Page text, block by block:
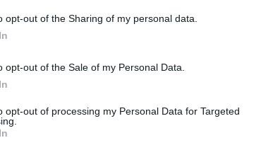
opt-out of the Sharing of my personal data.
opt-out of the Sale of my Personal Data.
opt-out of processing my Personal Data for Targeted
Προϋπηρεσία σε αντίστοιχη θέση (η
προσόν).
Καλή γνώση αγγλικών (η γνώση δεύτερης
Παροχές